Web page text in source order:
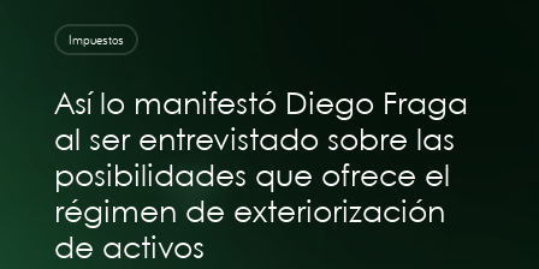
Impuestos
Así lo manifestó Diego Fraga
al ser entrevistado sobre las
posibilidades que ofrece el
régimen de exteriorización
de activos